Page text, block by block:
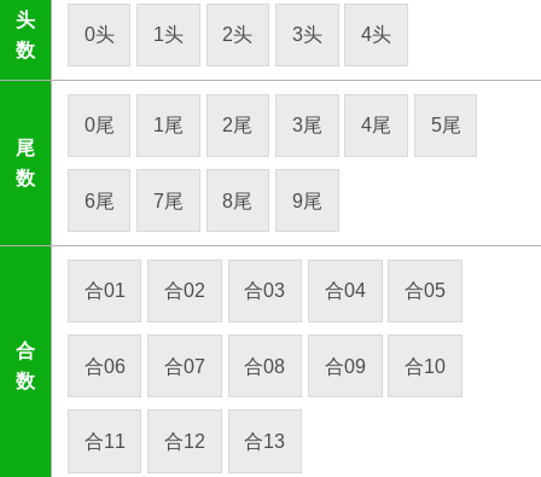
头
数
0头 1头 2头 3头 4头
尾
数
0尾 1尾 2尾 3尾 4尾 5尾
6尾 7尾 8尾 9尾
合
数
合01 合02 合03 合04 合05
合06 合07 合08 合09 合10
合11 合12 合13